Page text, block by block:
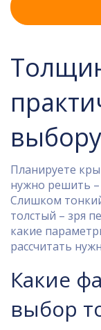
выбору
Планируете
нужно решить –
Слишком
толстый – зря
какие
рассчитать
Какие
выбор